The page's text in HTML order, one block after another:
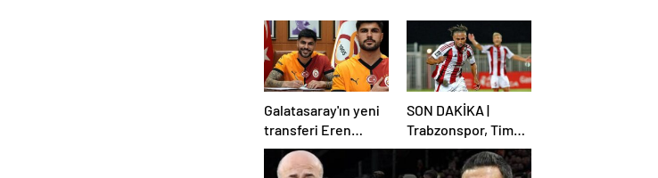
Galatasaray'ın yeni
transferi Eren
Elmalı formayı
giydi!
SON DAKİKA |
Trabzonspor, Tim
Jabol-Folcarelli
transferini bitirdi!